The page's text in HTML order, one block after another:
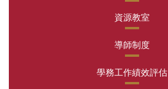
資源教室
導師制度
學務工作績效評估